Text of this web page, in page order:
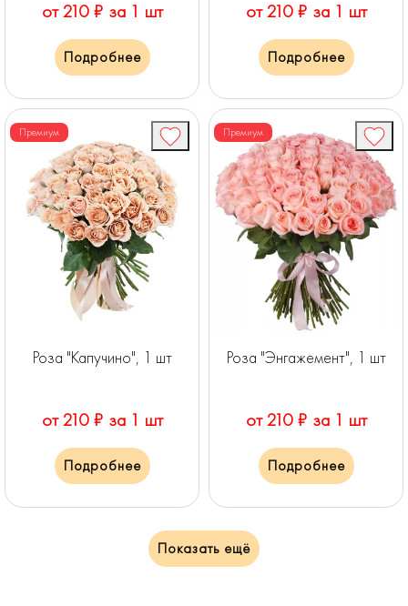
от 210 ₽ за 1 шт
Подробнее
от 210 ₽ за 1 шт
Подробнее
Премиум
Роза "Капучино", 1 шт
от 210 ₽ за 1 шт
Подробнее
Премиум
Роза "Энгажемент", 1 шт
от 210 ₽ за 1 шт
Подробнее
Показать ещё